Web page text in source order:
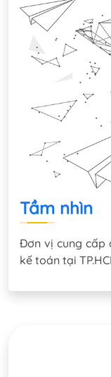
Tầm nhìn
Đơn vị cung cấp
kế toán tại